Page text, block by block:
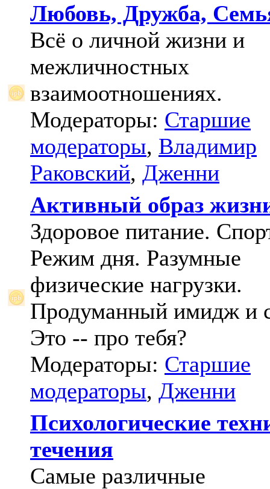
Любовь, Дружба,
Всё о личной жизни и
межличностных
взаимоотношениях.
Модераторы: Старшие
модераторы, Владимир
Раковский, Дженни
Активный образ
Здоровое питание.
Режим дня. Разумные
физические нагрузки.
Продуманный имидж и
Это -- про тебя?
Модераторы: Старшие
модераторы, Дженни
Психологические
течения
Самые различные